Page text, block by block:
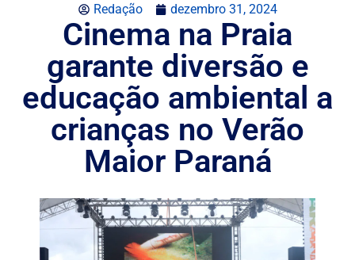
Redação dezembro 31, 2024
Cinema na Praia
garante diversão e
educação ambiental a
crianças no Verão
Maior Paraná